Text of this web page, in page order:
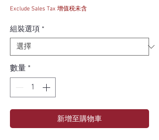
Exclude Sales Tax 增值税未含
組裝選項 *
數量 *
新增至購物車